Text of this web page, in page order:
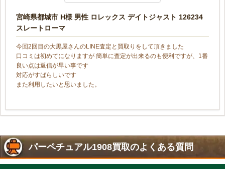
宮崎県都城市 H様 男性 ロレックス デイトジャスト 126234
スレートローマ
今回2回目の大黒屋さんのLINE査定と買取りをして頂きました
口コミは初めてになりますが 簡単に査定が出来るのも便利ですが、1番
良い点は返信が早い事です
対応がすばらしいです
また利用したいと思いました。
パーペチュアル1908買取のよくある質問